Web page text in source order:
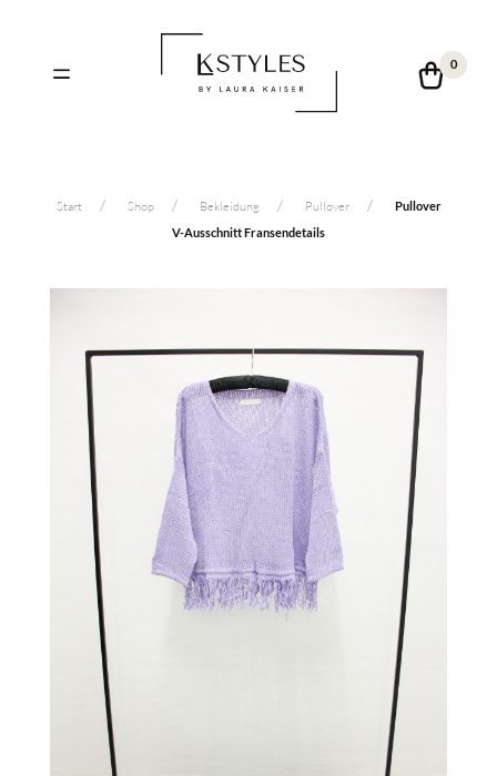
0
Start Shop Bekleidung Pullover
Pullover
V-Ausschnitt Fransendetails